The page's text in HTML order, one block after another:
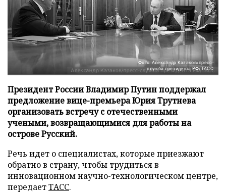
Фото: Александр Казаков/пресс-
служба президента РФ/ТАСС
Президент России Владимир Путин поддержал
предложение вице-премьера Юрия Трутнева
организовать встречу с отечественными
учеными, возвращающимися для работы на
острове Русский.
Речь идет о специалистах, которые приезжают
обратно в страну, чтобы трудиться в
инновационном научно-технологическом центре,
передаетТАСС.